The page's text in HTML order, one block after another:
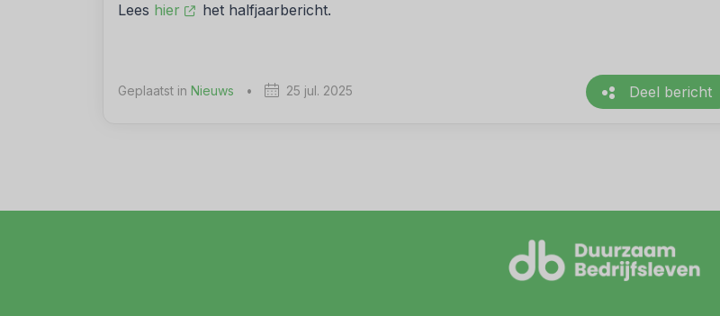
Lees hier het halfjaarbericht.
Geplaatst in Nieuws • 25 jul. 2025 Deel bericht